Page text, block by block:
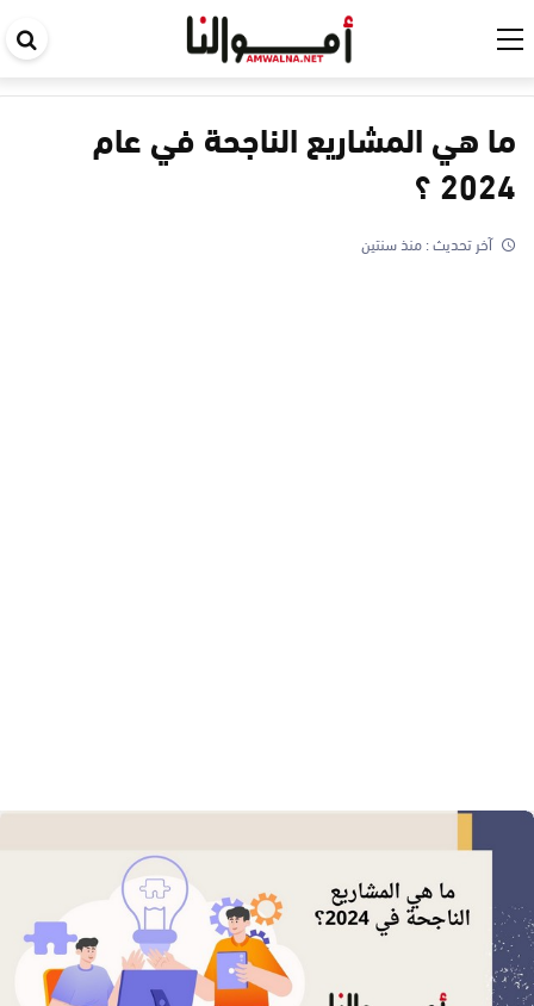
ما هي المشاريع الناجحة في عام
2024 ؟
آخر تحديث :منذ سنتين